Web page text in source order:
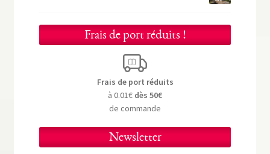
Frais de port réduits !
Frais de port réduits
à 0.01€ dès 50€
de commande
Newsletter